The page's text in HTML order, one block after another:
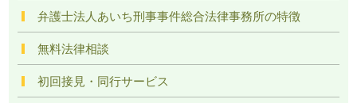
弁護士法人あいち刑事事件総合法律事務所の特徴
無料法律相談
初回接見・同行サービス